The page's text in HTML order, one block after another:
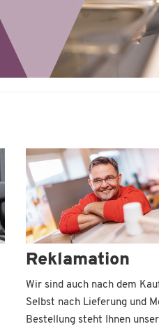
Reklamation
Wir sind auch nach dem
Selbst nach Lieferung und
Bestellung steht Ihnen